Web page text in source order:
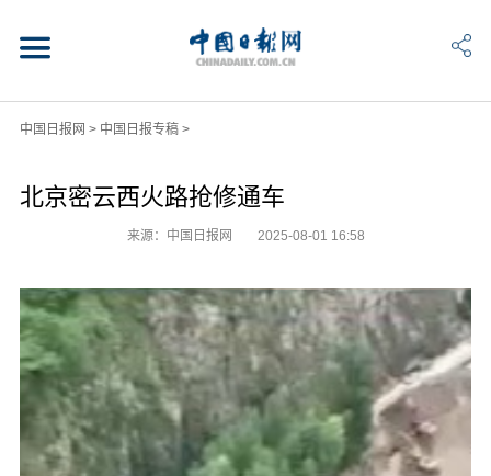
中国日报网 > 中国日报专稿>
北京密云西火路抢修通车
来源：中国日报网 2025-08-01 16:58